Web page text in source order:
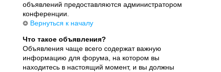
объявлений предоставляются администратором
конференции.
Вернуться к началу
Что такое объявления?
Объявления чаще всего содержат важную
информацию для форума, на котором вы
находитесь в настоящий момент, и вы должны